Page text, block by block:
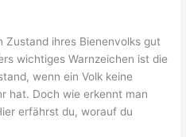
Zustand ihres Bienenvolks gut
wichtiges Warnzeichen ist die
wenn ein Volk keine
hat. Doch wie erkennt man
erfährst du, worauf du